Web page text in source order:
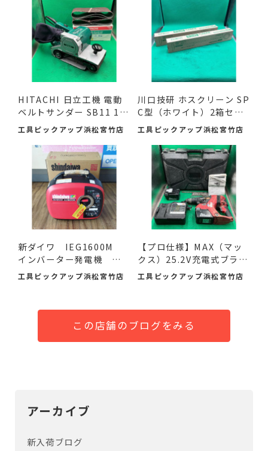
HITACHI 日立工機 電動
ベルトサンダー SB11 11
0mm ...
工具ピックアップ浜松宮竹店
川口技研 ホスクリーン SP
C型（ホワイト）2箱セ
ッ...
工具ピックアップ浜松宮竹店
新ダイワ IEG1600M
インバーター発電機 入
荷し...
工具ピックアップ浜松宮竹店
【プロ仕様】MAX（マッ
クス）25.2V充電式ブラシ
レ...
工具ピックアップ浜松宮竹店
この店舗のブログをみる
アーカイブ
新入荷ブログ